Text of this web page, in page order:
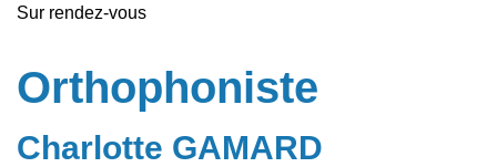
Sur rendez-vous
Orthophoniste
Charlotte GAMARD